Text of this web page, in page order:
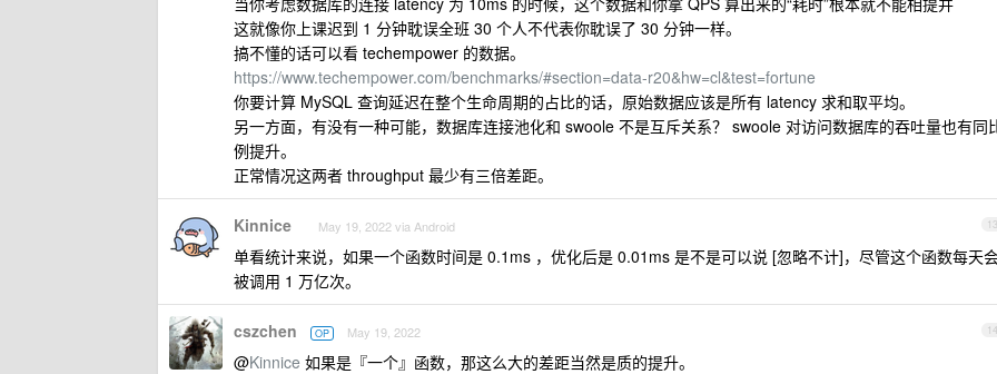
这就像你上课迟到 1 分钟耽误全班 30 个人不代表你耽误了 30 分钟一样。
搞不懂的话可以看 techempower 的数据。
https://www.techempower.com/benchmarks/#section=data-r20&hw=cl&test=fortune
你要计算 MySQL 查询延迟在整个生命周期的占比的话，原始数据应该是所有 latency 求和取平均。
另一方面，有没有一种可能，数据库连接池化和 swoole 不是互斥关系？ swoole 对访问数据库的吞吐量也有同
例提升。
正常情况这两者 throughput 最少有三倍差距。
13
Kinnice May 19, 2022 via Android
单看统计来说，如果一个函数时间是 0.1ms ，优化后是 0.01ms 是不是可以说 [忽略不计]，尽管这个函数每天
被调用 1 万亿次。
14
cszchen OP May 19, 2022
@Kinnice 如果是『一个』函数，那这么大的差距当然是质的提升。